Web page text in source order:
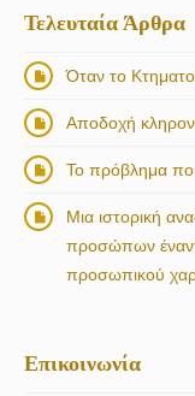
Τελευταία Άρθρα
Όταν το
Αποδοχή
Το πρόβλημα
Μια ιστορική
προσώπων
προσωπικού
Επικοινωνία